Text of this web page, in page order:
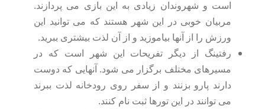
است و شهروندان زیادی به این بازی می پردازند.
مربیان خوبی در این شهر هستند که می توانید این
ورزش را از آنها بیاموزید و از آن لذت بیشتری ببرید.
رفتینگ از دیگر تفریحات این شهر است که در
مسیرهای مختلف برگزار می شود. آنهایی که دوست
دارند پارو بزنند و از سفر روی رودخانه لذت ببرند
می توانند در این تورها ثبت نام کنند.